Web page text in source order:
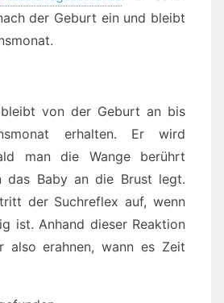
der Geburt ein und bleibt
von der Geburt an bis
erhalten. Er wird
man die Wange berührt
das Baby an die Brust legt.
der Suchreflex auf, wenn
ist. Anhand dieser Reaktion
also erahnen, wann es Zeit